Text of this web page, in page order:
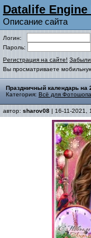
Datalife Engine
Описание сайта
Логин:
Пароль:
Регистрация на сайте!
Вы просматриваете
Праздничный календарь на
Категория: Всё для Фотошопа
автор: sharov08 | 16-11-2021,